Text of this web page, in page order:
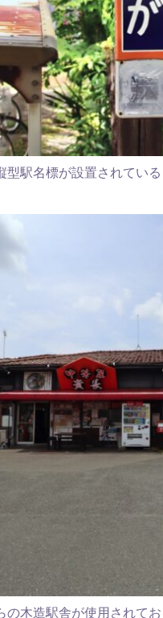
型駅名標が設置されている
の木造駅舎が使用されて